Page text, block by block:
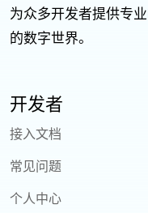
为众多开发者提供专
的数字世界。
开发者
接入文档
常见问题
个人中心